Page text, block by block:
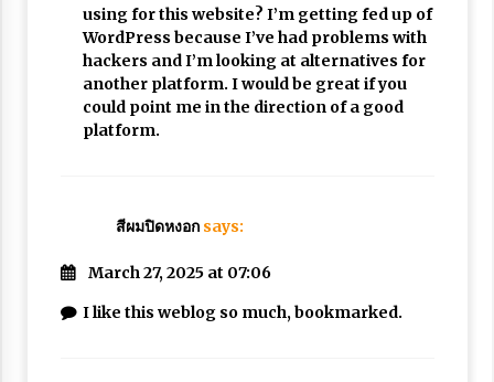
using for this website? I’m getting fed up of
WordPress because I’ve had problems with
hackers and I’m looking at alternatives for
another platform. I would be great if you
could point me in the direction of a good
platform.
สีผมปิดหงอก says:
March 27, 2025 at 07:06
I like this weblog so much, bookmarked.